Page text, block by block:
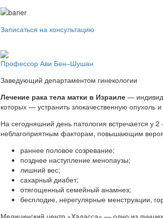
Записаться на консультацию
Профессор Ави Бен–Шушан
Заведующий департаментом гинекологии
Лечение рака тела матки в Израиле—
которых — устранить злокачественную
На сегодняшний день патология встречается
неблагоприятным факторам, повышающим
раннее половое созревание;
позднее наступление менопаузы;
лишний вес;
сахарный диабет;
отягощенный семейный анамнез;
бесплодие, нерегулярные менструации,